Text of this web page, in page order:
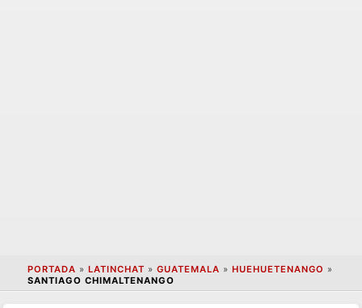
PORTADA » LATINCHAT » GUATEMALA » HUEHUETENANGO »
SANTIAGO CHIMALTENANGO